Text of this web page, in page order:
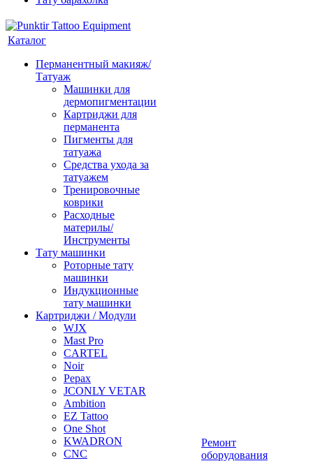
Каталог
Перманентный макияж/
Татуаж
Машинки для
дермопигментации
Картриджи для
перманента
Пигменты для
татуажа
Средства ухода за
татуажем
Тренировочные
коврики
Расходные
материлы/
Инструменты
Тату машинки
Роторные тату
машинки
Индукционные
тату машинки
Картриджи / Модули
WJX
Mast Pro
CARTEL
Noir
Pepax
JCONLY VETAR
Ambition
EZ Tattoo
One Shot
KWADRON
CNC
Ремонт
оборудования